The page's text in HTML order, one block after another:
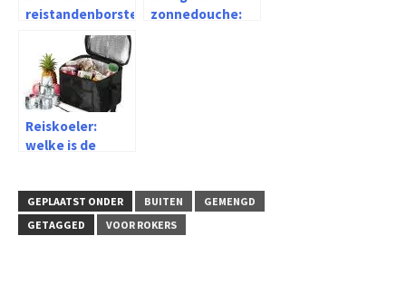
reistandenborstel:
welke is de
beste in 2026?
zonnedouche:
Reiskoeler:
welke is de
GEPLAATST ONDER BUITEN
GEMENGD
GETAGGED
VOOR ROKERS